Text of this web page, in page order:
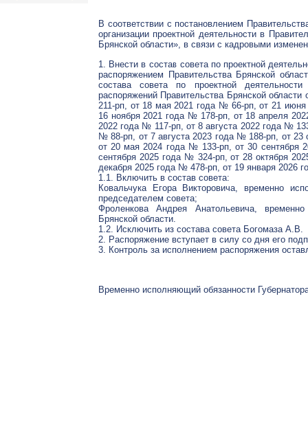
В соответствии с постановлением
организации проектной деятельности в
Брянской области», в связи с кадровыми
1. Внести в состав совета по проектной
распоряжением Правительства Брянской
состава совета по проектной
распоряжений Правительства Брянской
211-рп, от 18 мая 2021 года № 66-рп, от 21
16 ноября 2021 года № 178-рп, от 18 апреля
2022 года № 117-рп, от 8 августа 2022 года №
№ 88-рп, от 7 августа 2023 года № 188-рп, от
от 20 мая 2024 года № 133-рп, от 30
сентября 2025 года № 324-рп, от 28 октября
декабря 2025 года № 478-рп, от 19 января 2026
1.1. Включить в состав совета:
Ковальчука Егора Викторовича, временно
председателем совета;
Фроленкова Андрея Анатольевича,
Брянской области.
1.2. Исключить из состава совета Богомаза А.В.
2. Распоряжение вступает в силу со дня его
3. Контроль за исполнением распоряжения
Временно исполняющий обязанности